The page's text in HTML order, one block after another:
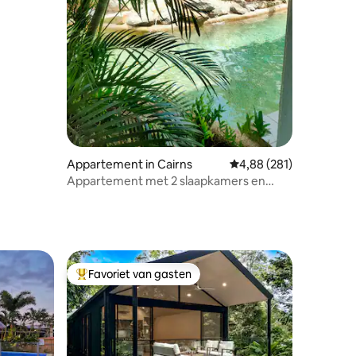
Appartement in Cairns Gemiddelde
4,88 (281)
Appartement met 2 slaapkamers en
Topfavoriet van gasten
Favoriet van gasten